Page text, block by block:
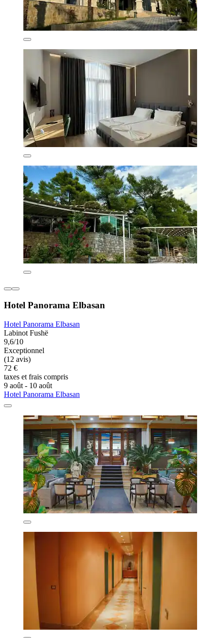
Hotel Panorama Elbasan
Hotel Panorama Elbasan
Labinot Fushë
9,6/10
Exceptionnel
(12 avis)
72 €
taxes et frais compris
9 août - 10 août
Hotel Panorama Elbasan